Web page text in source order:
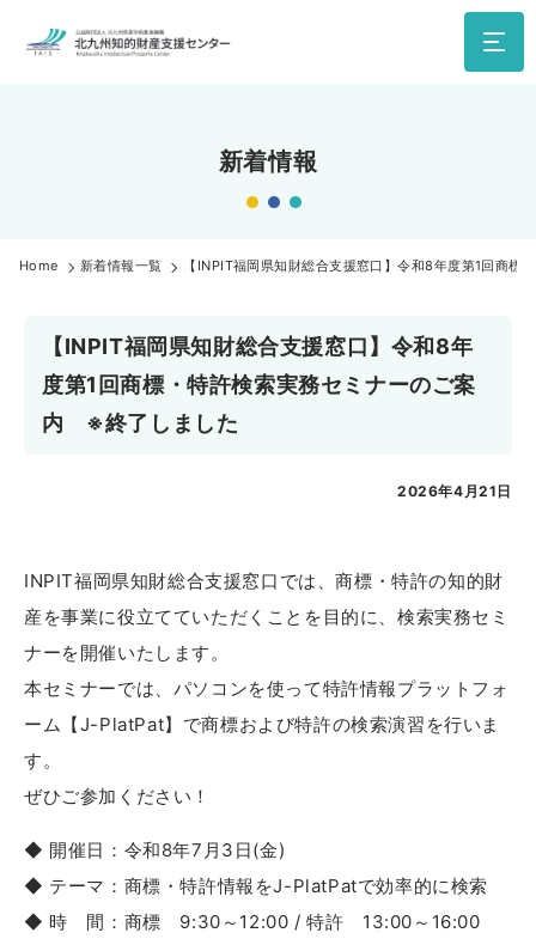
新着情報
Home 新着情報一覧 【INPIT福岡県知財総合支援窓口】令和8年度第1回商
【INPIT福岡県知財総合支援窓口】令和8年
度第1回商標・特許検索実務セミナーのご案
内 ※終了しました
2026年4月21日
INPIT福岡県知財総合支援窓口では、商標・特許の知的財
産を事業に役立てていただくことを目的に、検索実務セミ
ナーを開催いたします。
本セミナーでは、パソコンを使って特許情報プラットフォ
ーム【J-PlatPat】で商標および特許の検索演習を行いま
す。
ぜひご参加ください！
◆ 開催日：令和8年7月3日(金)
◆ テーマ：商標・特許情報をJ-PlatPatで効率的に検索
◆ 時 間：商標 9:30～12:00 / 特許 13:00～16:00